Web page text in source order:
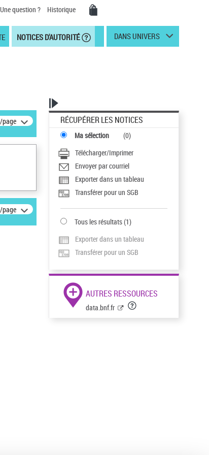
Une question ? Historique
NOTICES D'AUTORITÉ DANS UNIVERS
page
page
RÉCUPÉRER LES NOTICES
Ma sélection (0)
Télécharger/Imprimer
Envoyer par courriel
Exporter dans un tableau
Transférer pour un SGB
Tous les résultats(1)
Exporter dans un tableau
Transférer pour un SGB
AUTRES RESSOURCES
data.bnf.fr